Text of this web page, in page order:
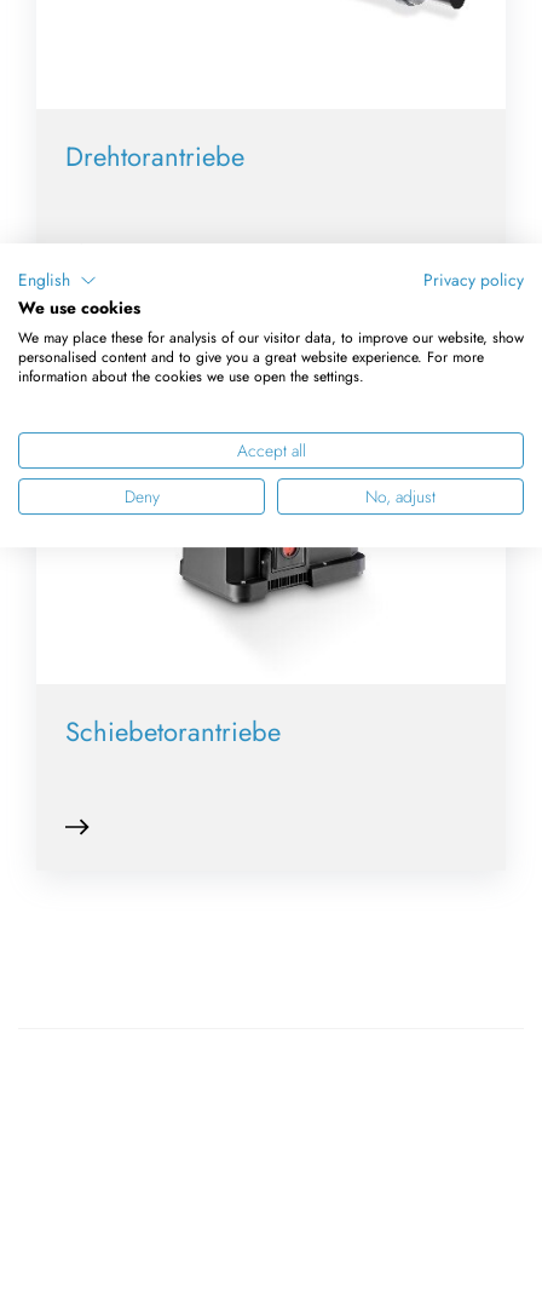
Drehtorantriebe
Schiebetorantriebe
English
Privacy policy
We use cookies
We may place these for analysis of our visitor data, to improve our website, show
personalised content and to give you a great website experience. For more
information about the cookies we use open the settings.
Accept all
Deny
No, adjust